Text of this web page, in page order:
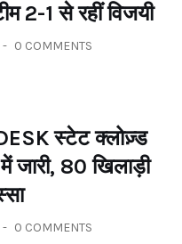
2-1 से रहीं विजयी
0 COMMENTS
स्टेट क्लोज़्ड
जारी, 80 खिलाड़ी
0 COMMENTS